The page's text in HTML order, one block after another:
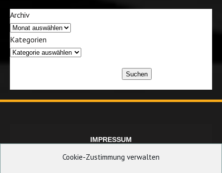
Cookie-Zustimmung verwalten
Archiv
Kategorien
Suchen
IMPRESSUM